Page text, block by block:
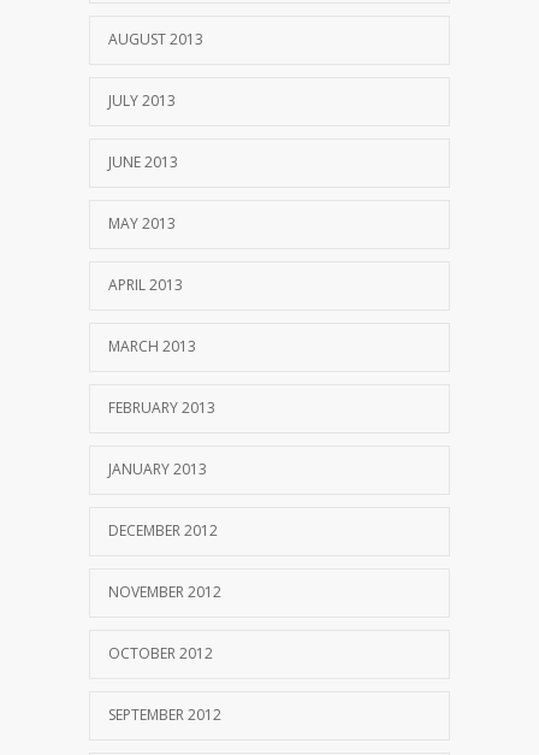
AUGUST 2013
JULY 2013
JUNE 2013
MAY 2013
APRIL 2013
MARCH 2013
FEBRUARY 2013
JANUARY 2013
DECEMBER 2012
NOVEMBER 2012
OCTOBER 2012
SEPTEMBER 2012